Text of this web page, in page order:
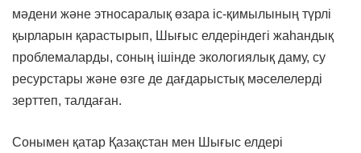
мәдени және этносаралық өзара іс-қимылының түрлі
қырларын қарастырып, Шығыс елдеріндегі жаһандық
проблемаларды, соның ішінде экологиялық даму, су
ресурстары және өзге де дағдарыстық мәселелерді
зерттеп, талдаған.
Сонымен қатар Қазақстан мен Шығыс елдері